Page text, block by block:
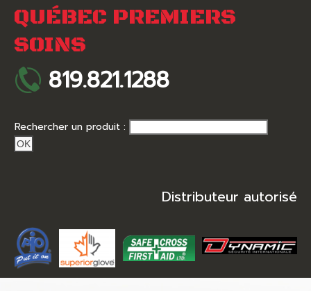
QUÉBEC PREMIERS
SOINS
819.821.1288
Rechercher un produit :
OK
Distributeur autorisé